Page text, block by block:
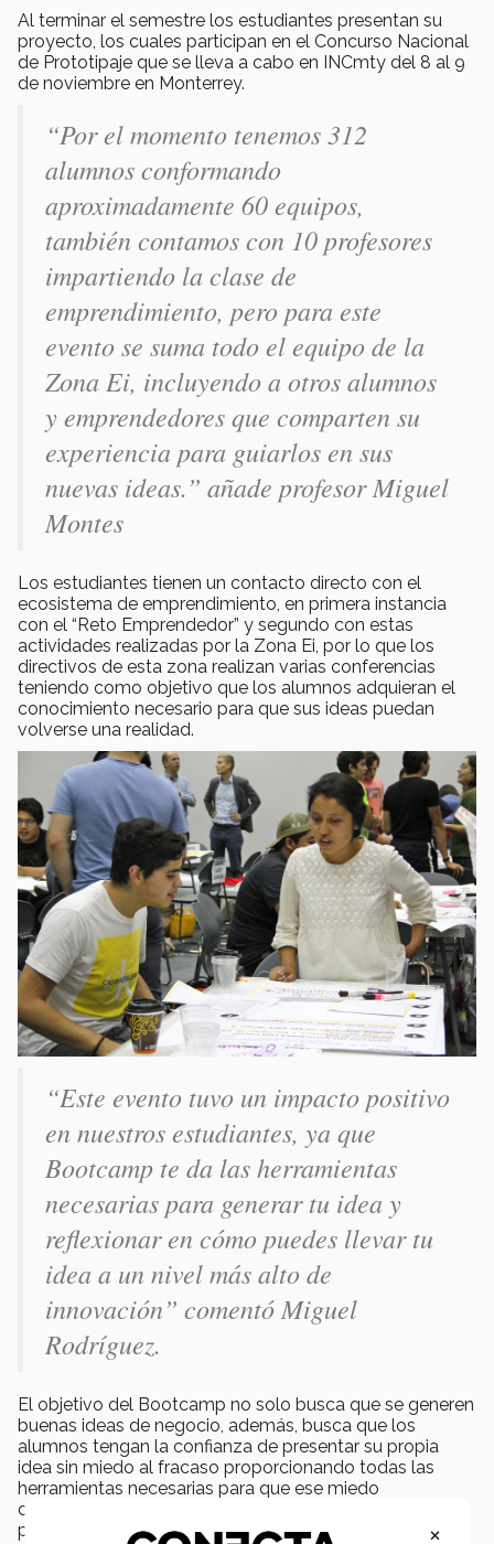
Al terminar el semestre los estudiantes presentan su
proyecto, los cuales participan en el Concurso Nacional
de Prototipaje que se lleva a cabo en INCmty del 8 al 9
de noviembre en Monterrey.
“Por el momento tenemos 312
alumnos conformando
aproximadamente 60 equipos,
también contamos con 10 profesores
impartiendo la clase de
emprendimiento, pero para este
evento se suma todo el equipo de la
Zona Ei, incluyendo a otros alumnos
y emprendedores que comparten su
experiencia para guiarlos en sus
nuevas ideas.” añade profesor Miguel
Montes
Los estudiantes tienen un contacto directo con el
ecosistema de emprendimiento, en primera instancia
con el “Reto Emprendedor” y segundo con estas
actividades realizadas por la Zona Ei, por lo que los
directivos de esta zona realizan varias conferencias
teniendo como objetivo que los alumnos adquieran el
conocimiento necesario para que sus ideas puedan
volverse una realidad.
“Este evento tuvo un impacto positivo
en nuestros estudiantes, ya que
Bootcamp te da las herramientas
necesarias para generar tu idea y
reflexionar en cómo puedes llevar tu
idea a un nivel más alto de
innovación” comentó Miguel
Rodríguez.
El objetivo del Bootcamp no solo busca que se generen
buenas ideas de negocio, además, busca que los
alumnos tengan la confianza de presentar su propia
idea sin miedo al fracaso proporcionando todas las
herramientas necesarias para que ese miedo
desaparezca y el enfoque se centre en los intereses
personales teniendo como eje principal su carrera.
×